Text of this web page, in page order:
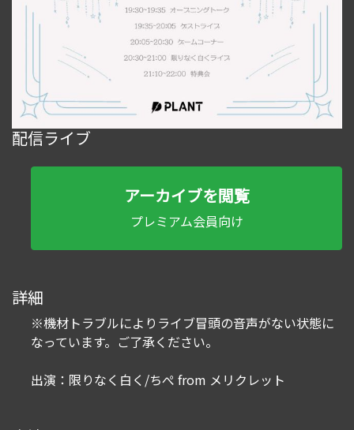
配信ライブ
アーカイブを閲覧
プレミアム会員向け
詳細
※機材トラブルによりライブ冒頭の音声がない状態に
なっています。ご了承ください。
出演：限りなく白く/ちぺ from メリクレット